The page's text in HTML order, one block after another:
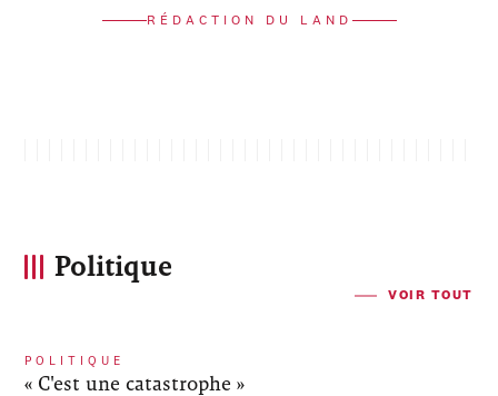
RÉDACTION DU LAND
Politique
VOIR TOUT
POLITIQUE
« C'est une catastrophe »